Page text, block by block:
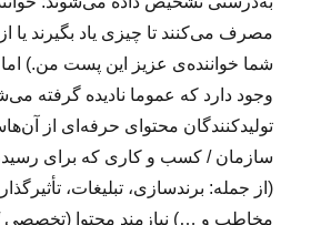
مصرف می‌کنند تا چیزی یاد بگیرند یا
شما خواننده‌ی عزیز این پست من.)
وجود دارد که عموما نادیده گرفته
تولیدکنندگان محتوای حرفه‌ای از
سازمان / کسب و کاری که برای
(از جمله: برندسازی، تبلیغات،
مخاطب و …) نیازمند محتوا (تخصصی